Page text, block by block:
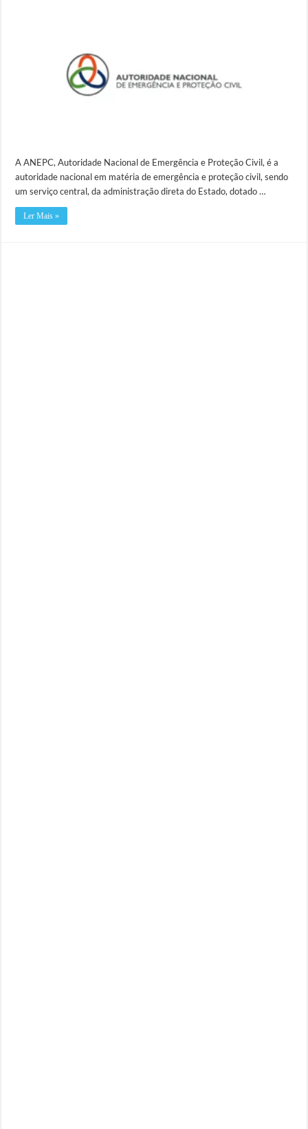
A ANEPC, Autoridade Nacional de Emergência e Proteção Civil, é a
autoridade nacional em matéria de emergência e proteção civil, sendo
um serviço central, da administração direta do Estado, dotado …
Ler Mais »